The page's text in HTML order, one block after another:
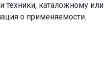
техники, каталожному или
о применяемости.